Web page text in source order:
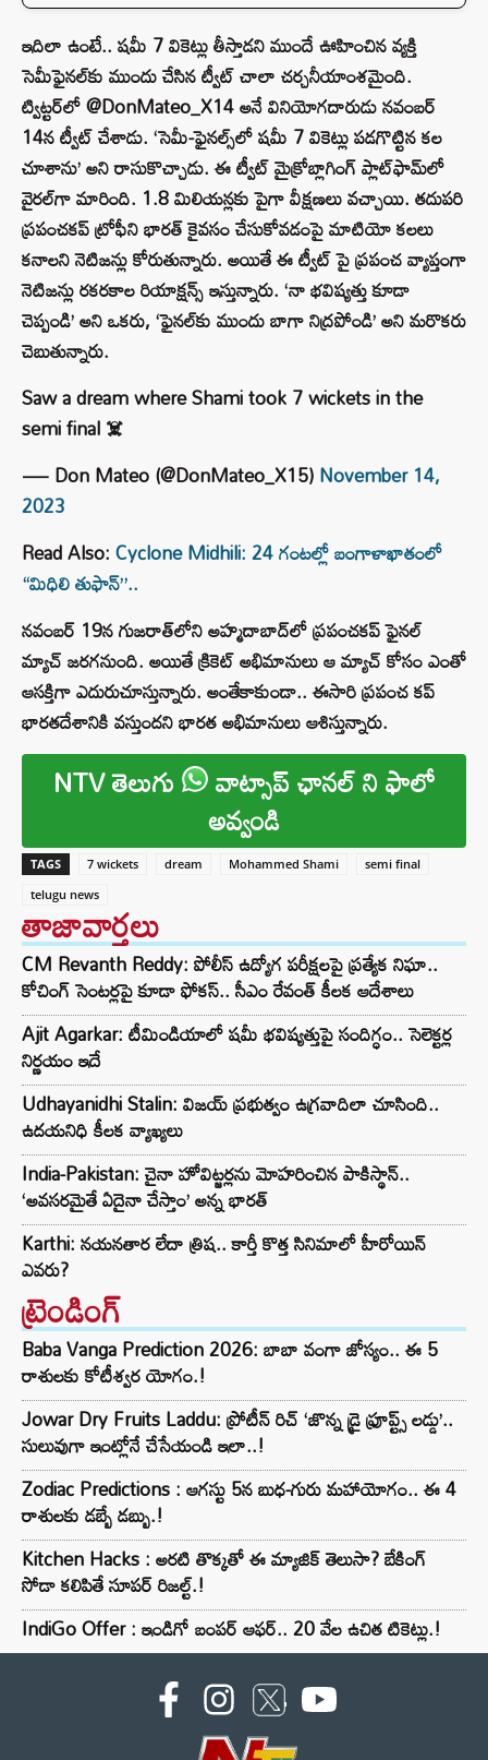
ఇదిలా ఉంటే.. షమీ 7 వికెట్లు తీస్తాడని ముందే ఊహించిన వ్యక్తి
సెమీఫైనల్‌కు ముందు చేసిన ట్వీట్ చాలా చర్చనీయాంశమైంది.
ట్విట్టర్‌లో @DonMateo_X14 అనే వినియోగదారుడు నవంబర్
14న ట్వీట్ చేశాడు. ‘సెమీ-ఫైనల్స్‌లో షమీ 7 వికెట్లు పడగొట్టిన కల
చూశాను’ అని రాసుకొచ్చాడు. ఈ ట్వీట్ మైక్రోబ్లాగింగ్ ప్లాట్‌ఫామ్‌లో
వైరల్‌గా మారింది. 1.8 మిలియన్లకు పైగా వీక్షణలు వచ్చాయి. తదుపరి
ప్రపంచకప్ ట్రోఫీని భారత్ కైవసం చేసుకోవడంపై మాటియో కలలు
కనాలని నెటిజన్లు కోరుతున్నారు. అయితే ఈ ట్వీట్ పై ప్రపంచ వ్యాప్తంగా
నెటిజన్లు రకరకాల రియాక్షన్స్ ఇస్తున్నారు. ‘నా భవిష్యత్తు కూడా
చెప్పండి’ అని ఒకరు, ‘ఫైనల్‌కు ముందు బాగా నిద్రపోండి’ అని మరొకరు
చెబుతున్నారు.
Saw a dream where Shami took 7 wickets in the
semi final ☠️
— Don Mateo (@DonMateo_X15)November 14,
2023
Read Also:Cyclone Midhili: 24 గంటల్లో బంగాళాఖాతంలో
“మిధిలి తుఫాన్”..
నవంబర్ 19న గుజరాత్‌లోని అహ్మదాబాద్‌లో ప్రపంచకప్ ఫైనల్
మ్యాచ్ జరగనుంది. అయితే క్రికెట్ అభిమానులు ఆ మ్యాచ్ కోసం ఎంతో
ఆసక్తిగా ఎదురుచూస్తున్నారు. అంతేకాకుండా.. ఈసారి ప్రపంచ కప్
భారతదేశానికి వస్తుందని భారత అభిమానులు ఆశిస్తున్నారు.
NTV తెలుగు వాట్సాప్ ఛానల్ ని ఫాలో
అవ్వండి
TAGS 7 wickets dream Mohammed Shami
semi final
telugu news
తాజావార్తలు
CM Revanth Reddy: పోలీస్ ఉద్యోగ పరీక్షలపై ప్రత్యేక నిఘా..
కోచింగ్ సెంటర్లపై కూడా ఫోకస్.. సీఎం రేవంత్ కీలక ఆదేశాలు
Ajit Agarkar: టీమిండియాలో షమీ భవిష్యత్తుపై సందిగ్ధం.. సెలెక్టర్ల
నిర్ణయం ఇదే
Udhayanidhi Stalin: విజయ్ ప్రభుత్వం ఉగ్రవాదిలా చూసింది..
ఉదయనిధి కీలక వ్యాఖ్యలు
India-Pakistan: చైనా హోవిట్జర్లను మోహరించిన పాకిస్థాన్..
‘అవసరమైతే ఏదైనా చేస్తాం’ అన్న భారత్
Karthi: నయనతార లేదా త్రిష.. కార్తీ కొత్త సినిమాలో హీరోయిన్
ఎవరు?
ట్రెండింగ్‌
Baba Vanga Prediction 2026: బాబా వంగా జోస్యం.. ఈ 5
రాశులకు కోటీశ్వర యోగం.!
Jowar Dry Fruits Laddu: ప్రోటీన్ రిచ్ ‘జొన్న డ్రై ఫ్రూప్ట్స్ లడ్డు’..
సులువుగా ఇంట్లోనే చేసేయండి ఇలా..!
Zodiac Predictions : ఆగస్టు 5న బుధ-గురు మహాయోగం.. ఈ 4
రాశులకు డబ్బే డబ్బు.!
Kitchen Hacks : అరటి తొక్కతో ఈ మ్యాజిక్ తెలుసా? బేకింగ్
సోడా కలిపితే సూపర్ రిజల్ట్.!
IndiGo Offer : ఇండిగో బంపర్ ఆఫర్.. 20 వేల ఉచిత టికెట్లు.!